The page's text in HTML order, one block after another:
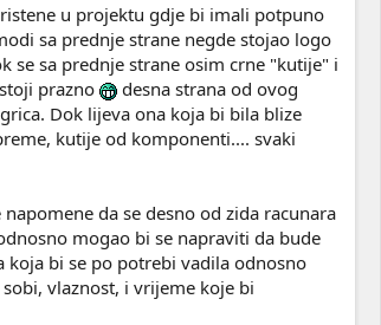
u projektu gdje bi imali potpuno
sa prednje strane negde stojao logo
se sa prednje strane osim crne "kutije" i
prazno
desna strana od ovog
Dok lijeva ona koja bi bila blize
kutije od komponenti.... svaki
da se desno od zida racunara
mogao bi se napraviti da bude
bi se po potrebi vadila odnosno
vlaznost, i vrijeme koje bi